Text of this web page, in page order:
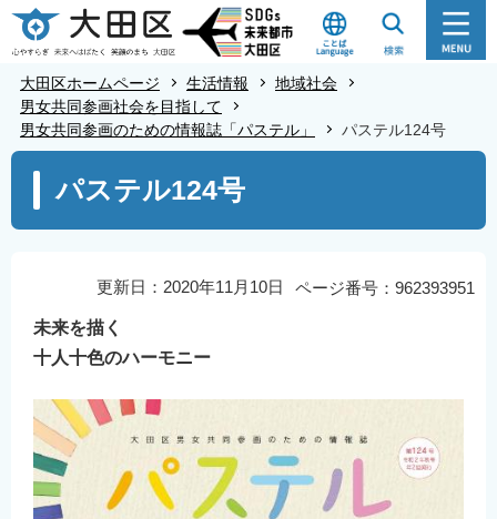
こ
の
の
頭
大田区ホームページ 生活情報
地域社会
男女共同参画社会を目指して
男女共同参画のための情報誌「パステル」
パステル124号
こ
パステル124号
ページ番号：962393951
更新日：2020年11月10日
未来を描く
十人十色のハーモニー